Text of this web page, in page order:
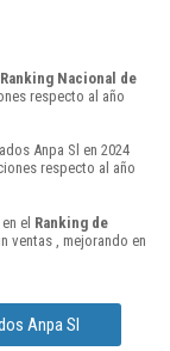
Ranking Nacional de
respecto al año
Anpa Sl en 2024
respecto al año
el Ranking de
ventas , mejorando en
Anpa Sl